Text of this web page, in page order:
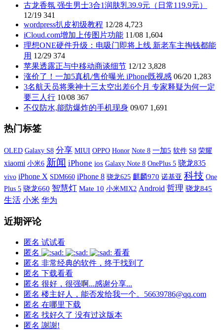
古龙香氛 强生男士3合1润肤乳39.9元（日常119.9元）
12/19 341
wordpress扒皮初级教程 12/28 4,723
iCloud.com增加上传图片功能 11/08 1,604
理想ONE硬件升级：电吸门即将上线 新老车主掏钱都能
用 12/29 374
苹果透露正与中移动商谈细节 12/12 3,828
涨价了！一加5真机/售价曝光 iPhone既视感 06/20 1,283
3名航天员将乘神十三太空出差6个月 专家释疑为何一定
要三人行 10/08 367
不仅防水,能防爆炸的手机现身 09/07 1,691
热门标签
OLED Galaxy S8 分享 MIUI OPPO Honor Note 8 一加5 软件 S8 荣耀
xiaomi 小米6 新闻 iPhone ios Galaxy Note 8 OnePlus 5 骁龙835
vivo iPhone X SDM660 iPhone 8 骁龙625 麒麟970 诺基亚 科技 One
Plus 5 骁龙660 智慧灯 Mate 10 小米MIX2 Android 哲理 骁龙845
生活 小米 华为
近期评论
匿名 试试看
匿名
看看
匿名 非常经典的软件，终于找到了
匿名 下载看看
匿名 很好，很强啊...感谢分享...
匿名 楼主好人，能否发给我一个。56639786@qq.com
匿名 在哪里下载
匿名 找好久了 没有过这版本
匿名 謝謝!